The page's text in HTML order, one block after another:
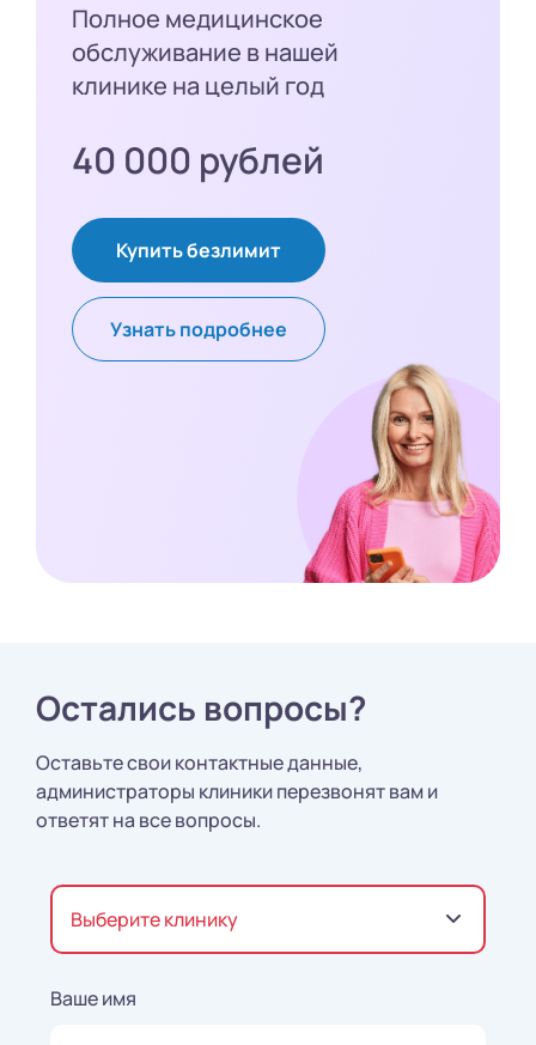
Полное медицинское
обслуживание в нашей
клинике на целый год
40 000 рублей
Купить безлимит
Узнать подробнее
Остались вопросы?
Оставьте свои контактные данные,
администраторы клиники перезвонят вам и
ответят на все вопросы.
Выберите клинику
Ваше имя